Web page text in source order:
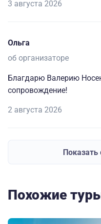
3 августа 2026
Ольга
об организаторе
Благдарю Валерию
сопровождение!
2 августа 2026
Похожие